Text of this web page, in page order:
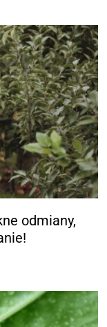
odmiany,